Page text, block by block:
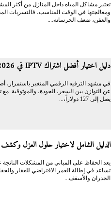
تعتبر مشاكل المياه داخل المنازل من أكثر
ومعالجتها في الوقت المناسب، فالتسربات
والعفن، ضعف الخرسانة،...
دليل اختيار أفضل اشتراك IPTV في 2026: المقارنة الشاملة والتوصيات العملية
عن التوازن بين السعر، الجودة، والموثوقية.
يصل إلى 127 دولاراً،...
الدليل الشامل لاختيار حلول العزل
يعد الحفاظ على المباني من المشكلات
تساعد في إطالة العمر الافتراضي للعقار
الجدران والأسقف...